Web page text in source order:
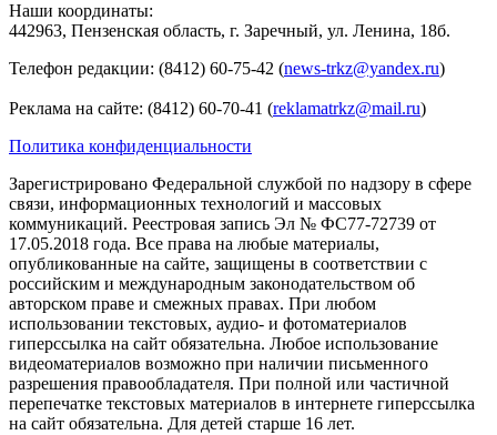
Наши координаты:
442963, Пензенская область, г. Заречный, ул. Ленина, 18б.
Телефон редакции: (8412) 60-75-42 (news-trkz@yandex.ru)
Реклама на сайте: (8412) 60-70-41 (reklamatrkz@mail.ru)
Политика конфиденциальности
Зарегистрировано Федеральной службой по надзору в сфере
связи, информационных технологий и массовых
коммуникаций. Реестровая запись Эл № ФС77-72739 от
17.05.2018 года. Все права на любые материалы,
опубликованные на сайте, защищены в соответствии с
российским и международным законодательством об
авторском праве и смежных правах. При любом
использовании текстовых, аудио- и фотоматериалов
гиперссылка на сайт обязательна. Любое использование
видеоматериалов возможно при наличии письменного
разрешения правообладателя. При полной или частичной
перепечатке текстовых материалов в интернете гиперссылка
на сайт обязательна. Для детей старше 16 лет.